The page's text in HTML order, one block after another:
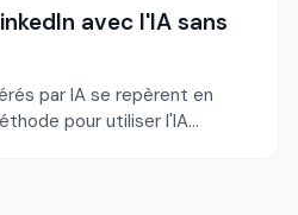
avec l'IA sans
par IA se repèrent en
pour utiliser l'IA